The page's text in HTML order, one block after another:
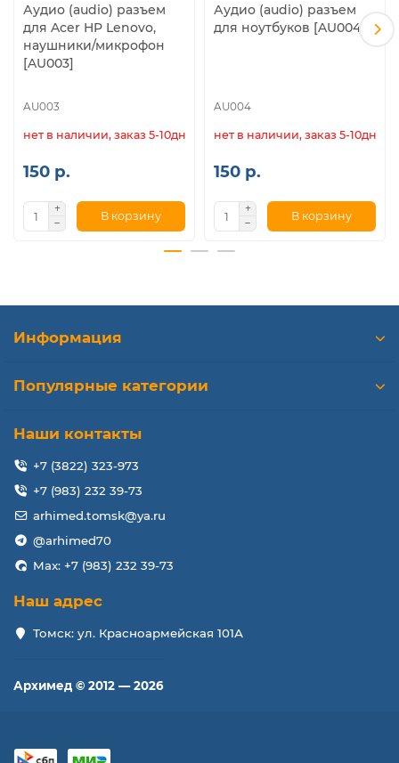
Аудио (audio) разъем
для Acer HP Lenovo,
наушники/микрофон
[AU003]
AU003
нет в наличии, заказ 5-10дн.
150 р.
В корзину
Аудио (audio) разъем
для ноутбуков [AU004]
AU004
нет в наличии, заказ 5-10дн.
150 р.
В корзину
Информация
Популярные категории
Наши контакты
+7 (3822) 323-973
+7 (983) 232 39-73
arhimed.tomsk@ya.ru
@arhimed70
Max: +7 (983) 232 39-73
Наш адрес
Томск: ул. Красноармейская 101А
Архимед © 2012 — 2026